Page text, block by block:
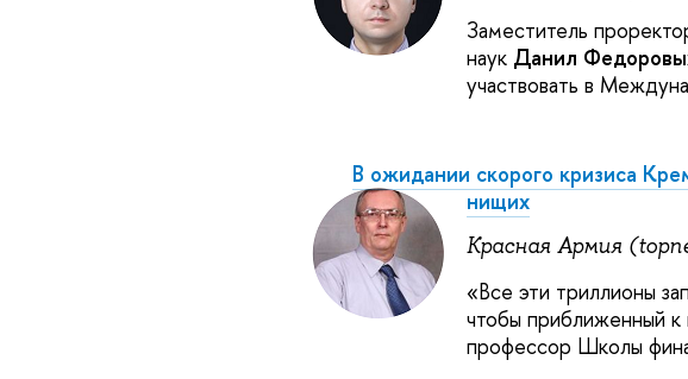
Заместитель
наук Данил
участвовать в
В ожидании скорого кризиса
нищих
Красная Армия
«Все эти триллионы
чтобы приближенный к
профессор Школы